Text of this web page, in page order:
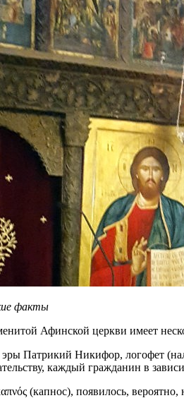
факты
Афинской церкви имеет
эры Патрикий Никифор, логофет
каждый гражданин в
(капнос), появилось,